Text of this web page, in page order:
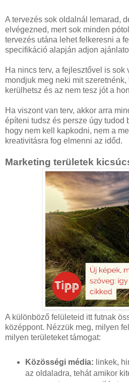
A tervezés sok oldalnál lemarad,
elvégezned, mert sok minden
tervezés utána lehet felkeresni a
specifikáció alapján adjon
Ha nincs terv, a fejlesztővel is sok
mondjuk meg neki mit
kerülhetsz és az nem tesz jót a
Ha viszont van terv, akkor arra
építeni tudsz és persze úgy tudod
hogy nem kell kapkodni, nem a
kreativitásra fog elmenni az időd.
Marketing területek
A különböző felületeid itt futnak
középpont. Nézzük meg, milyen
milyen területeket támogat:
Közösségi média: linkek,
az oldaladra, tehát amikor